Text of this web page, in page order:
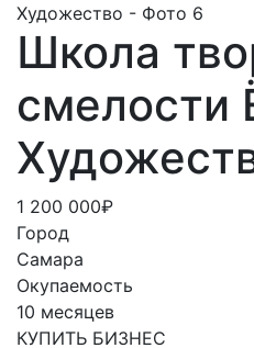
Школа
смелости
1 200 000₽
Город
Самара
Окупаемость
10 месяцев
КУПИТЬ БИЗНЕС